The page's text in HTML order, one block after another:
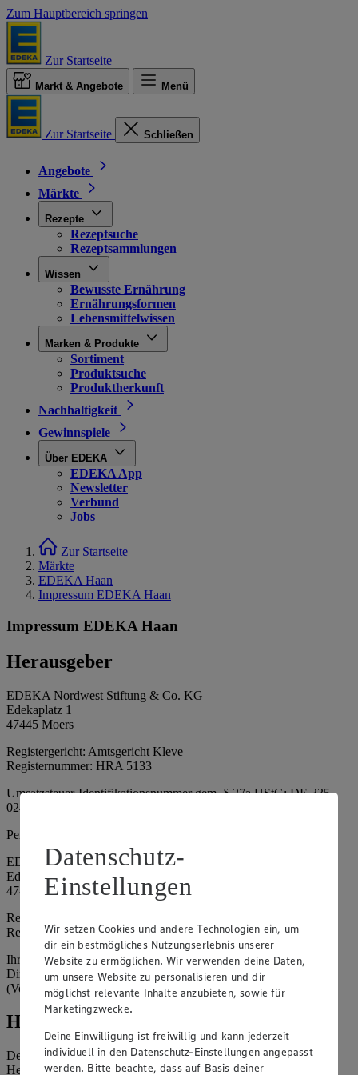
Zum Hauptbereich springen
Zur Startseite
Markt & Angebote Menü
Zur Startseite Schließen
Angebote
Märkte
Rezepte
Rezeptsuche
Rezeptsammlungen
Wissen
Bewusste Ernährung
Ernährungsformen
Lebensmittelwissen
Marken & Produkte
Sortiment
Produktsuche
Produktherkunft
Nachhaltigkeit
Gewinnspiele
Über EDEKA
EDEKA App
Newsletter
Verbund
Jobs
Zur Startseite
Märkte
EDEKA Haan
Impressum EDEKA Haan
Impressum EDEKA Haan
Herausgeber
EDEKA Nordwest Stiftung & Co. KG
Edekaplatz 1
47445 Moers
Registergericht: Amtsgericht Kleve
Registernummer: HRA 5133
Umsatzsteuer-Identifikationsnummer gem. § 27a UStG: DE 335
024 695
Persönlich haftende Gesellschafterin:
EDEKA Nordwest Handelsstiftung e. K.
Edekaplatz 1
47445 Moers
Registergericht: Amtsgericht Kleve
Registernummer: HRA 5132
Ihrerseits vertreten durch: Frank Breuer (Vorstandsvorsitzender),
Dirk Neuhaus (Vorstandsvorsitzender), Peter Wagener
(Vorstandsvorsitzender)
Hinweise
Der Inhalt dieser Website ist urheberrechtlich geschützt. Der
Herausgeber gewährt Ihnen jedoch das Recht, den auf dieser
Datenschutz-
Einstellungen
Wir setzen Cookies und andere Technologien ein, um
dir ein bestmögliches Nutzungserlebnis unserer
Website zu ermöglichen. Wir verwenden deine Daten,
um unsere Website zu personalisieren und dir
möglichst relevante Inhalte anzubieten, sowie für
Marketingzwecke.
Deine Einwilligung ist freiwillig und kann jederzeit
individuell in den Datenschutz-Einstellungen angepasst
werden. Bitte beachte, dass auf Basis deiner